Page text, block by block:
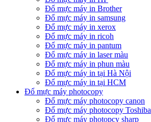
Đổ mực máy in Brother
Đổ mực máy in samsung
Đổ mực máy in xerox
Đổ mực máy in ricoh
Đổ mực máy in pantum
Đổ mực máy in laser màu
Đổ mực máy in phun màu
Đổ mực máy in tại Hà Nội
Đổ mực máy in tại HCM
Đổ mực máy photocopy
Đổ mực máy photocopy canon
Đổ mực máy photocopy Toshiba
Đổ mực máy photopcy sharp